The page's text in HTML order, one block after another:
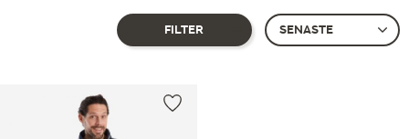
FILTER